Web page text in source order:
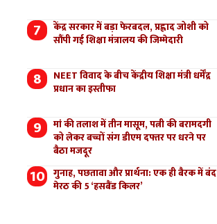
केंद्र सरकार में बड़ा फेरबदल, प्रह्लाद जोशी को
सौंपी गई शिक्षा मंत्रालय की जिम्मेदारी
NEET विवाद के बीच केंद्रीय शिक्षा मंत्री धर्मेंद्र
प्रधान का इस्तीफा
मां की तलाश में तीन मासूम, पत्नी की बरामदगी
को लेकर बच्चों संग डीएम दफ्तर पर धरने पर
बैठा मजदूर
गुनाह, पछतावा और प्रार्थना: एक ही बैरक में बंद
मेरठ की 5 ‘हसबैंड किलर’